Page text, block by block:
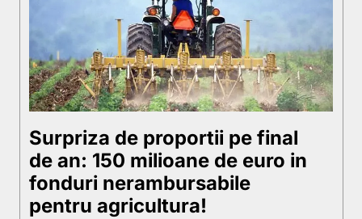
Surpriza de proportii pe final
de an: 150 milioane de euro in
fonduri nerambursabile
pentru agricultura!